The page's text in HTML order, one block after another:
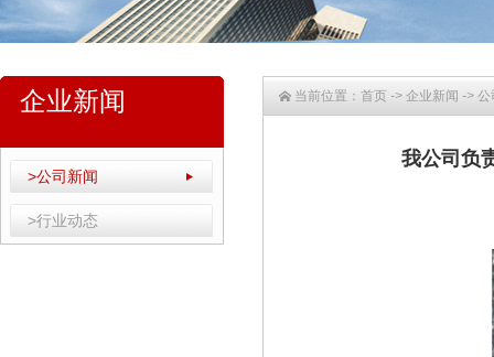
企业新闻
>公司新闻
>行业动态
当前位置： 首页 -> 企业新闻 -> 公
我公司负